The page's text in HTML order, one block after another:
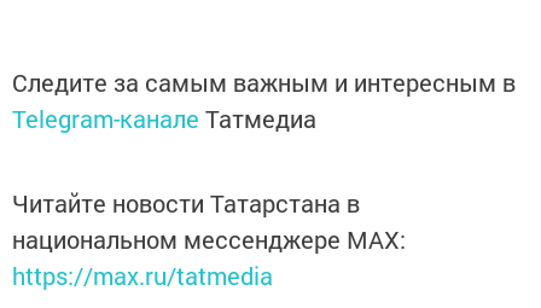
Следите за самым важным и интересным в
Telegram-канале Татмедиа
Читайте новости Татарстана в
национальном мессенджере MАХ:
https://max.ru/tatmedia